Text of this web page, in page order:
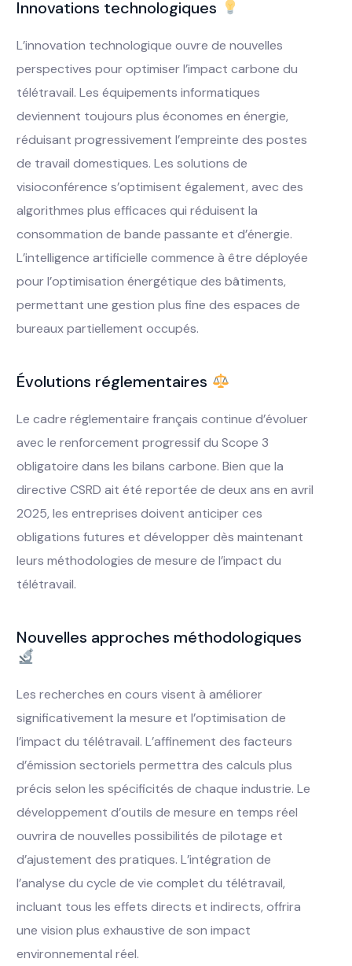
Innovations technologiques
L’innovation technologique ouvre de nouvelles
perspectives pour optimiser l’impact carbone du
télétravail. Les équipements informatiques
deviennent toujours plus économes en énergie,
réduisant progressivement l’empreinte des postes
de travail domestiques. Les solutions de
visioconférence s’optimisent également, avec des
algorithmes plus efficaces qui réduisent la
consommation de bande passante et d’énergie.
L’intelligence artificielle commence à être déployée
pour l’optimisation énergétique des bâtiments,
permettant une gestion plus fine des espaces de
bureaux partiellement occupés.
Évolutions réglementaires
Le cadre réglementaire français continue d’évoluer
avec le renforcement progressif du Scope 3
obligatoire dans les bilans carbone. Bien que la
directive CSRD ait été reportée de deux ans en avril
2025, les entreprises doivent anticiper ces
obligations futures et développer dès maintenant
leurs méthodologies de mesure de l’impact du
télétravail.
Nouvelles approches méthodologiques
Les recherches en cours visent à améliorer
significativement la mesure et l’optimisation de
l’impact du télétravail. L’affinement des facteurs
d’émission sectoriels permettra des calculs plus
précis selon les spécificités de chaque industrie. Le
développement d’outils de mesure en temps réel
ouvrira de nouvelles possibilités de pilotage et
d’ajustement des pratiques. L’intégration de
l’analyse du cycle de vie complet du télétravail,
incluant tous les effets directs et indirects, offrira
une vision plus exhaustive de son impact
environnemental réel.